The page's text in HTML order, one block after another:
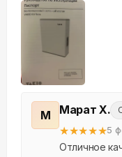
М Марат Х.
★★★★★5
Отличное